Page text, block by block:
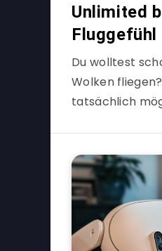
Unlimited
Fluggefühl
Du wolltest
Wolken
tatsächlich